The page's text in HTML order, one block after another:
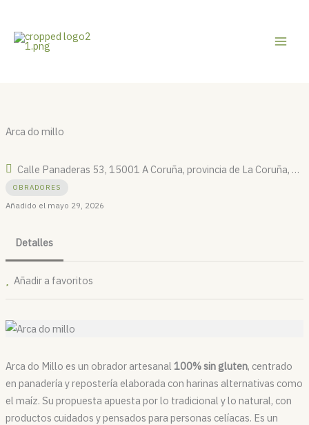
contenido
Arca do millo
Calle Panaderas 53, 15001 A Coruña, provincia de La Coruña, España
OBRADORES
Añadido el mayo 29, 2026
Detalles
Añadir a favoritos
Arca do Millo es un obrador artesanal 100% sin gluten, centrado
en panadería y repostería elaborada con harinas alternativas como
el maíz. Su propuesta apuesta por lo tradicional y lo natural, con
productos cuidados y pensados para personas celíacas. Es un